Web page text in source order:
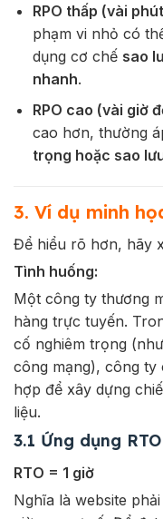
RPO thấp (vài
phạm vi nhỏ có
dụng cơ chế sao
nhanh.
RPO cao (vài giờ
cao hơn, thường
trọng hoặc sao
3. Ví dụ minh
Để hiểu rõ hơn, hãy
Tình huống:
Một công ty thương
hàng trực tuyến.
cố nghiêm trọng
công mạng), công ty
hợp để xây dựng
liệu.
3.1 Ứng dụng
RTO = 1 giờ
Nghĩa là website